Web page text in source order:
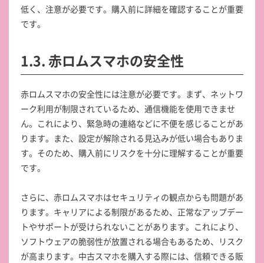
低く、注意が必要です。購入前に詳細を確認することが重要
です。
1.3. 赤ロムスマホの安全性
赤ロムスマホの安全性には注意が必要です。まず、ネットワ
ーク利用が制限されているため、通信機能を使用できませ
ん。これにより、緊急時の連絡などに不便を感じることがあ
ります。また、設定が解除される見込みが低い場合もありま
す。そのため、購入前にリスクを十分に理解することが重要
です。
さらに、赤ロムスマホはセキュリティの観点からも問題があ
ります。キャリアによる制限があるため、正常なアップデー
トやサポートが受けられないことがあります。これにより、
ソフトウェアの脆弱性が放置される場合もあるため、リスク
が高まります。中古スマホを購入する際には、信頼できる販